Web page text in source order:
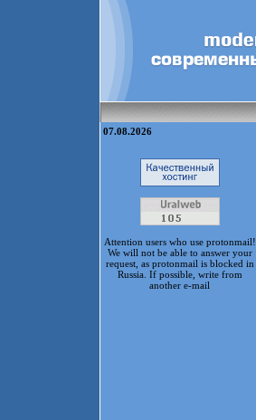
07.08.2026
Attention users who use protonmail!
We will not be able to answer your
request, as protonmail is blocked in
Russia. If possible, write from
another e-mail